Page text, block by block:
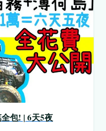
包! | 6天5夜